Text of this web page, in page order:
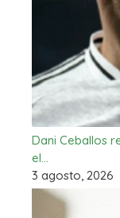
Dani Ceballos
el…
3 agosto, 2026